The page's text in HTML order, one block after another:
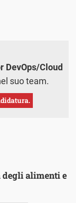
DevOps/Cloud
suo team.
degli alimenti e